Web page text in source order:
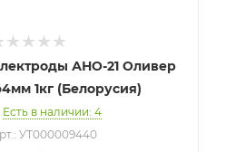
АНО-21 Оливер
1кг (Белорусия)
Есть в наличии: 4
УТ000009440